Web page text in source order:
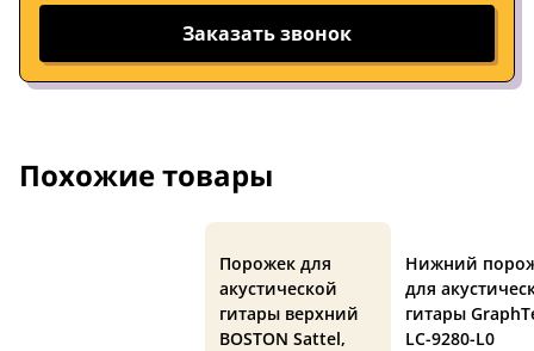
Заказать звонок
Похожие товары
Порожек для
акустической
гитары верхний
BOSTON Sattel,
Нижний
для
гитары
LC-9280-L0